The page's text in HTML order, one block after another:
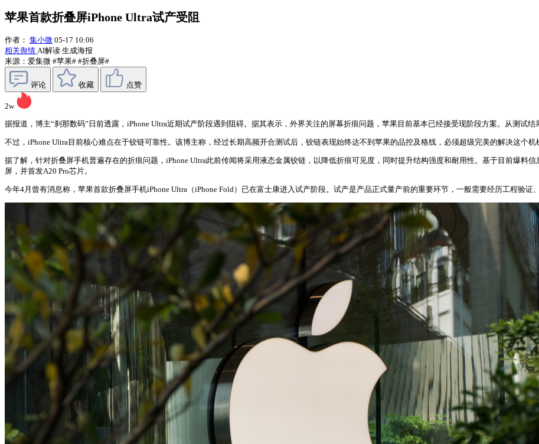
苹果首款折叠屏iPhone Ultra试产受阻
作者： 集小微 05-17 10:06
相关舆情 AI解读 生成海报
来源：爱集微 #苹果# #折叠屏#
评论 收藏 点赞
2w
据报道，博主“刹那数码”日前透露，iPhone Ultra近期试产阶段遇到阻碍。据其表示，外界关注的屏幕折痕问题，苹果目前基本已经接受现阶段方案。从测试结
不过，iPhone Ultra目前核心难点在于铰链可靠性。该博主称，经过长期高频开合测试后，铰链表现始终达不到苹果的品控及格线，必须超级完美的解决这个机
据了解，针对折叠屏手机普遍存在的折痕问题，iPhone Ultra此前传闻将采用液态金属铰链，以降低折痕可见度，同时提升结构强度和耐用性。基于目前爆料
屏，并首发A20 Pro芯片。
今年4月曾有消息称，苹果首款折叠屏手机iPhone Ultra（iPhone Fold）已在富士康进入试产阶段。试产是产品正式量产前的重要环节，一般需要经历工程验证